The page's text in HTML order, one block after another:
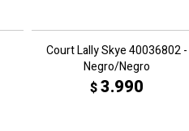
Court Lally Skye 40036802 -
Negro/Negro
$3.990